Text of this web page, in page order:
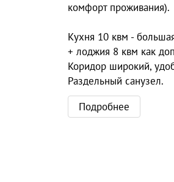
комфорт проживания).
Кухня 10 квм -
+ лоджия 8 квм как
Коридор широкий,
Раздельный санузел.
Подробнее